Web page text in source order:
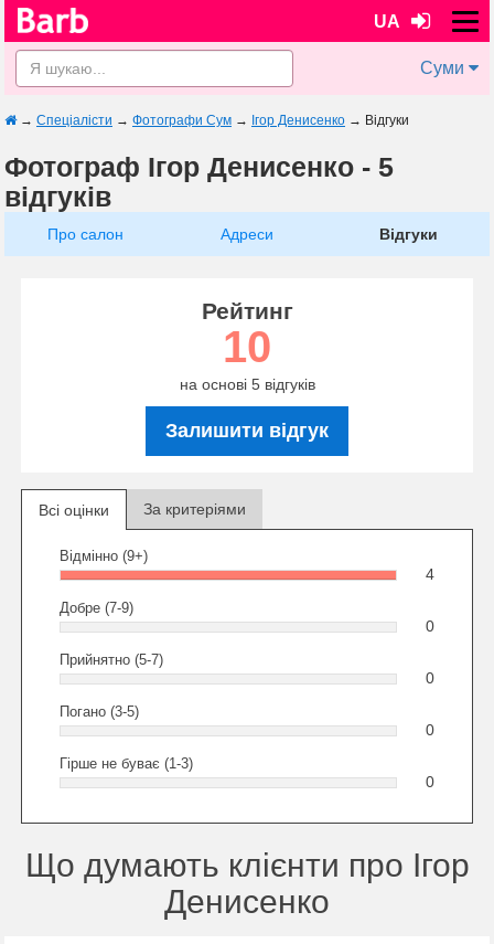
UA
Суми
→ Спеціалісти → Фотографи Сум → Ігор Денисенко → Відгуки
Фотограф Ігор Денисенко - 5
відгуків
Про салон Адреси Відгуки
Рейтинг
10
на основі 5 відгуків
Залишити відгук
Всі оцінки За критеріями
Відмінно (9+)
4
Добре (7-9)
0
Прийнятно (5-7)
0
Погано (3-5)
0
Гірше не буває (1-3)
0
Що думають клієнти про Ігор
Денисенко